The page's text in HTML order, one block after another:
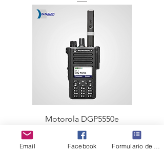
Motorola DGP5550e
Email Facebook